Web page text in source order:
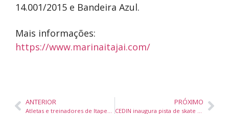
14.001/2015 e Bandeira Azul.
Mais informações:
https://www.marinaitajai.com/
ANTERIOR PRÓXIMO